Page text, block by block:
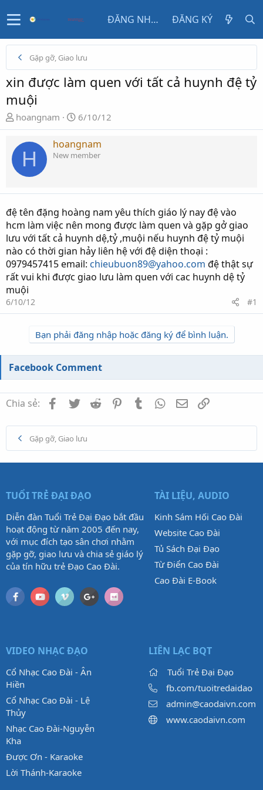
ĐĂNG NHẬP ĐĂNG KÝ
Gặp gỡ, Giao lưu
xin được làm quen với tất cả huynh đệ tỷ
muội
N
g
ư
h
i
t
ạ
o
hoangnam
N
g
à
y
i
6/10/12
H
hoangnam
New member
đệ tên đặng hoàng nam yêu thích giáo lý nay đệ vào
hcm làm việc nên mong được làm quen và gặp gở giao
lưu với tất cả huynh dệ,tỷ ,muội nếu huynh đệ tỷ muội
nào có thời gian hảy liên hệ với đệ diện thoại :
0979457415 email: chieubuon89@yahoo.com đệ thật sự
rất vui khi được giao lưu làm quen với cac huynh dệ tỷ
muội
6/10/12 #1
Bạn phải đăng nhập hoặc đăng ký để bình luận.
Facebook Comment
Chia sẻ: Facebook
TwitterReddit PinterestTumblrWhatsApp
Email
Gặp gỡ, Giao lưu
TUỔI TRẺ ĐẠI ĐẠO
Diễn đàn Tuổi Trẻ Đại Đạo bắt đầu
hoạt động từ năm 2005 đến nay,
với mục đích tạo sân chơi nhằm
gặp gỡ, giao lưu và chia sẻ giáo lý
của tín hữu trẻ Đạo Cao Đài.
TÀI LIỆU, AUDIO
Kinh Sám Hối Cao Đài
Website Cao Đài
Tủ Sách Đại Đạo
Từ Điển Cao Đài
Cao Đài E-Book
VIDEO NHẠC ĐẠO
Cổ Nhạc Cao Đài - Ân
Hiền
Cổ Nhạc Cao Đài - Lệ
Thủy
Nhạc Cao Đài-Nguyễn
Kha
Được Ơn - Karaoke
Lời Thánh-Karaoke
LIÊN LẠC BQT
Tuổi Trẻ Đại Đạo
fb.com/tuoitredaidao
admin@caodaivn.com
www.caodaivn.com